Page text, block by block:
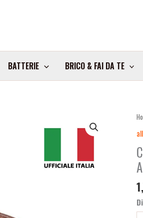
BATTERIE BRICO & FAI DA TE
all
PER